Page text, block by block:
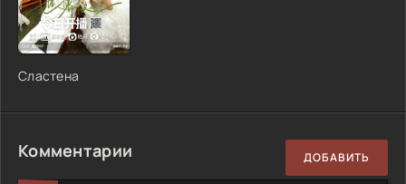
Сластена
Комментарии ДОБАВИТЬ